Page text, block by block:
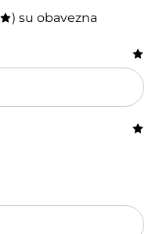
) su obavezna